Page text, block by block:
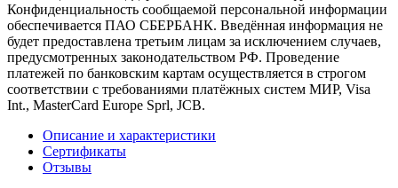
Конфиденциальность сообщаемой персональной информации
обеспечивается ПАО СБЕРБАНК. Введённая информация не
будет предоставлена третьим лицам за исключением случаев,
предусмотренных законодательством РФ. Проведение
платежей по банковским картам осуществляется в строгом
соответствии с требованиями платёжных систем МИР, Visa
Int., MasterCard Europe Sprl, JCB.
Описание и характеристики
Сертификаты
Отзывы